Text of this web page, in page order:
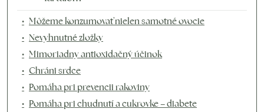
Môžeme konzumovať nielen samotné ovocie
Nevyhnutné zložky
Mimoriadny antioxidačný účinok
Chráni srdce
Pomáha pri prevencii rakoviny
Pomáha pri chudnutí a cukrovke – diabete